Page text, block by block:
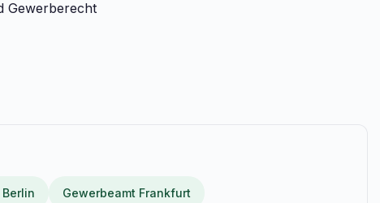
Gewerberecht
Gewerbeamt Frankfurt